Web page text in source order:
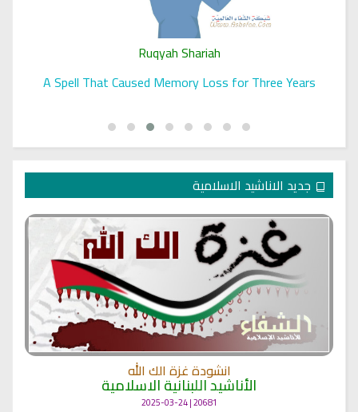
Ruqyah Shariah
A Spell That Caused Memory Loss for Three Years
جديد الاناشيد الاسلامية
انشودة غزة الك الله
الأناشيد اللبنانية الاسلامية
20681 | 2025-03-24